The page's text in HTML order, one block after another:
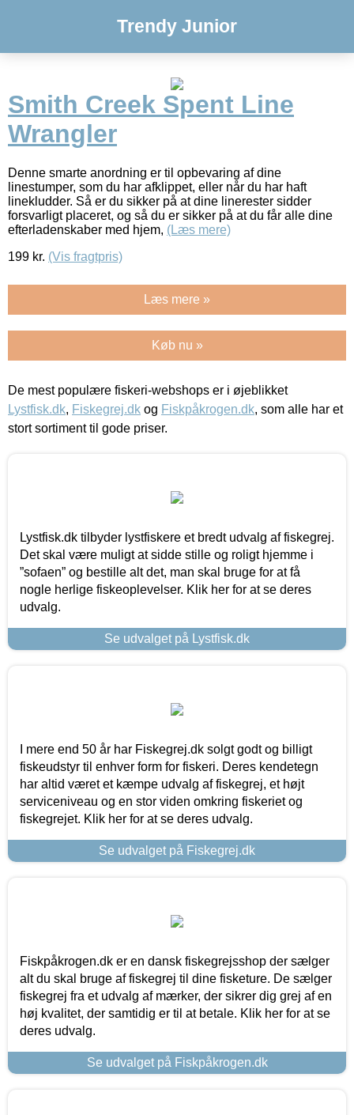
Trendy Junior
Smith Creek Spent Line
Wrangler
Denne smarte anordning er til opbevaring af dine
linestumper, som du har afklippet, eller når du har haft
linekludder. Så er du sikker på at dine linerester sidder
forsvarligt placeret, og så du er sikker på at du får alle dine
efterladenskaber med hjem, (Læs mere)
199 kr. (Vis fragtpris)
Læs mere »
Køb nu »
De mest populære fiskeri-webshops er i øjeblikket
Lystfisk.dk, Fiskegrej.dk og Fiskpåkrogen.dk, som alle har et
stort sortiment til gode priser.
Lystfisk.dk tilbyder lystfiskere et bredt udvalg af fiskegrej.
Det skal være muligt at sidde stille og roligt hjemme i
”sofaen” og bestille alt det, man skal bruge for at få
nogle herlige fiskeoplevelser. Klik her for at se deres
udvalg.
Se udvalget på Lystfisk.dk
I mere end 50 år har Fiskegrej.dk solgt godt og billigt
fiskeudstyr til enhver form for fiskeri. Deres kendetegn
har altid været et kæmpe udvalg af fiskegrej, et højt
serviceniveau og en stor viden omkring fiskeriet og
fiskegrejet. Klik her for at se deres udvalg.
Se udvalget på Fiskegrej.dk
Fiskpåkrogen.dk er en dansk fiskegrejsshop der sælger
alt du skal bruge af fiskegrej til dine fisketure. De sælger
fiskegrej fra et udvalg af mærker, der sikrer dig grej af en
høj kvalitet, der samtidig er til at betale. Klik her for at se
deres udvalg.
Se udvalget på Fiskpåkrogen.dk